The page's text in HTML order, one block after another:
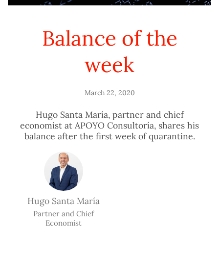
Balance of the
week
March 22, 2020
Hugo Santa María, partner and chief
economist at APOYO Consultoría, shares his
balance after the first week of quarantine.
Hugo Santa María
Partner and Chief
Economist